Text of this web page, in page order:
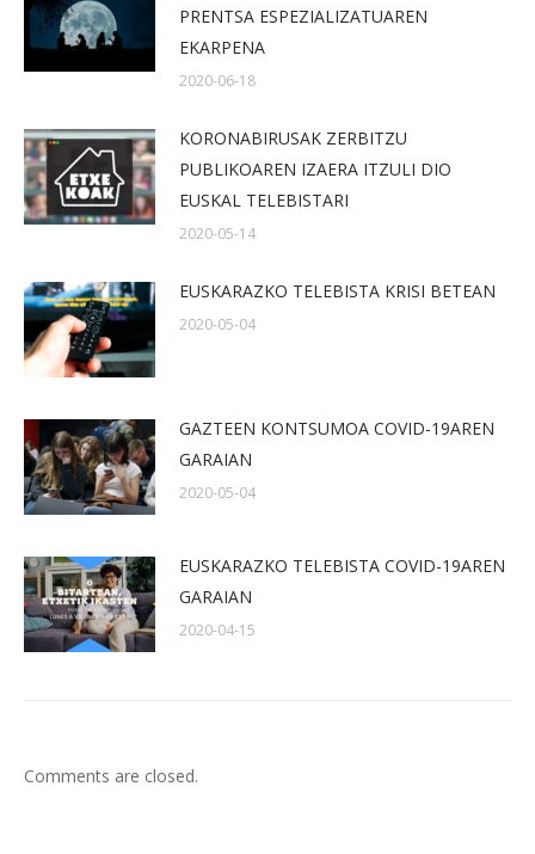
PRENTSA ESPEZIALIZATUAREN
EKARPENA
2020-06-18
KORONABIRUSAK ZERBITZU
PUBLIKOAREN IZAERA ITZULI DIO
EUSKAL TELEBISTARI
2020-05-14
EUSKARAZKO TELEBISTA KRISI BETEAN
2020-05-04
GAZTEEN KONTSUMOA COVID-19AREN
GARAIAN
2020-05-04
EUSKARAZKO TELEBISTA COVID-19AREN
GARAIAN
2020-04-15
Comments are closed.